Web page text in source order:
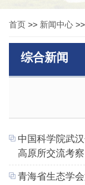
首页 >> 新闻中心 >>
综合新闻
中国科学院武
高原所交流考察
青海省生态学